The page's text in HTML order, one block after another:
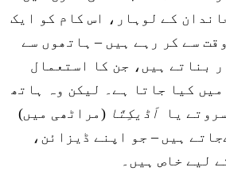
کے لوہار، اس کام کو ایک
سے کر رہے ہیں – ہاتھوں سے
بناتے ہیں، جن کا استعمال
کیا جاتا ہے۔ لیکن وہ ہاتھ
یااَڈیکِتّا(مراٹھی میں)
ہیں – جو اپنے ڈیزائن،
لیے خاص ہیں۔